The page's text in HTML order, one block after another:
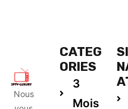
Nous
CATEG
ORIES
3
Mois